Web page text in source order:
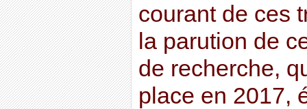
courant de ces
la parution de
de recherche,
place en 2017,